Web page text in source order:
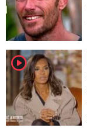
player2